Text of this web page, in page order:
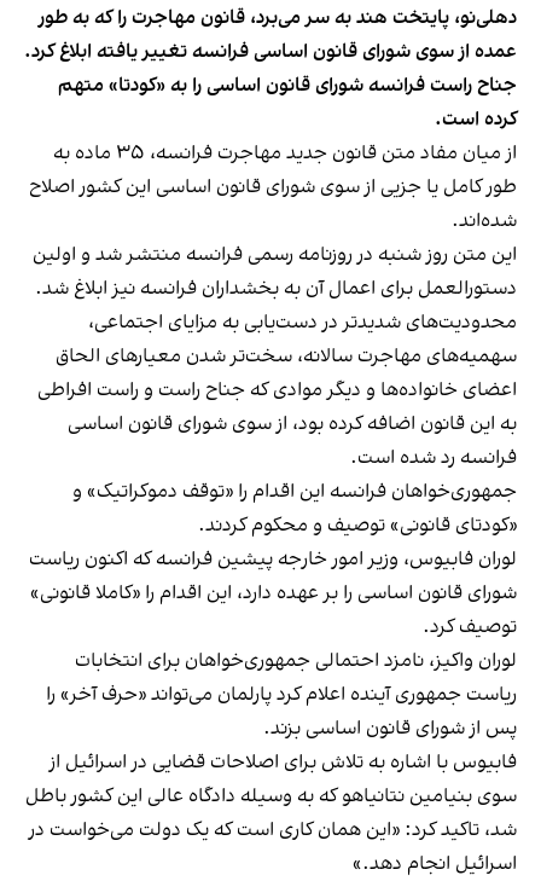
دهلی‌نو، پایتخت هند به سر می‌برد، قانون مهاجرت را که به طور
عمده از سوی شورای قانون اساسی فرانسه تغییر یافته ابلاغ کرد.
جناح راست فرانسه شورای قانون اساسی را به «کودتا» متهم
کرده است.
از میان مفاد متن قانون جدید مهاجرت فرانسه، ۳۵ ماده به
طور کامل یا جزیی از سوی شورای قانون اساسی این کشور اصلاح
شده‌اند.
این متن روز شنبه در روزنامه رسمی فرانسه منتشر شد و اولین
دستورالعمل برای اعمال آن به بخشداران فرانسه نیز ابلاغ شد.
محدودیت‌های شدیدتر در دست‌یابی به مزایای اجتماعی،
سهمیه‌های مهاجرت سالانه، سخت‌تر شدن معیارهای الحاق
اعضای خانواده‌ها و دیگر موادی که جناح راست و راست افراطی
به این قانون اضافه کرده بود، از سوی شورای قانون اساسی
فرانسه رد شده است.
جمهوری‌خواهان فرانسه این اقدام را «توقف دموکراتیک» و
«کودتای قانونی» توصیف و محکوم کردند.
لوران فابیوس، وزیر امور خارجه پیشین فرانسه که اکنون ریاست
شورای قانون اساسی را بر عهده دارد، این اقدام را «کاملا قانونی»
توصیف کرد.
لوران واکیز، نامزد احتمالی جمهوری‌خواهان برای انتخابات
ریاست جمهوری آینده اعلام کرد پارلمان می‌تواند «حرف آخر» را
پس از شورای قانون اساسی بزند.
فابیوس با اشاره به تلاش برای اصلاحات قضایی در اسرائیل از
سوی بنیامین نتانیاهو که به وسیله دادگاه عالی این کشور باطل
شد، تاکید کرد: «این همان کاری است که یک دولت می‌خواست در
اسرائیل انجام دهد.»